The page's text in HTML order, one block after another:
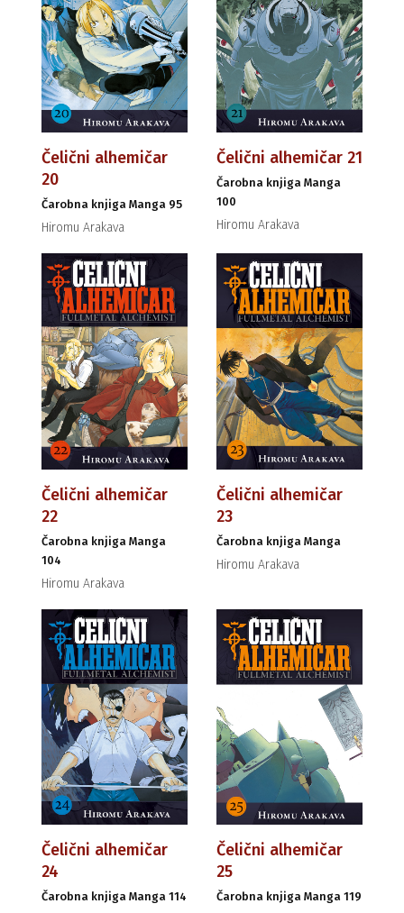
Čelični alhemičar
20
Čarobna knjiga Manga 95
Hiromu Arakava
Čelični alhemičar 21
Čarobna knjiga Manga
100
Hiromu Arakava
Čelični alhemičar
22
Čarobna knjiga Manga
104
Hiromu Arakava
Čelični alhemičar
23
Čarobna knjiga Manga
Hiromu Arakava
Čelični alhemičar
24
Čarobna knjiga Manga 114
Čelični alhemičar
25
Čarobna knjiga Manga 119